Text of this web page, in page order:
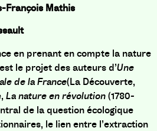
François Mathis
en prenant en compte la nature
le projet des auteurs d’Une
de la France(La Découverte,
La nature en révolution(1780-
de la question écologique
le lien entre l’extraction